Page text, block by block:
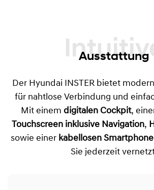
Intuitive
Ausstattung
Der Hyundai INSTER bietet
für nahtlose Verbindung und
Mit einem digitalen Cockpit,
Touchscreen inklusive Navigation,
sowie einer kabellosen
Sie jederzeit